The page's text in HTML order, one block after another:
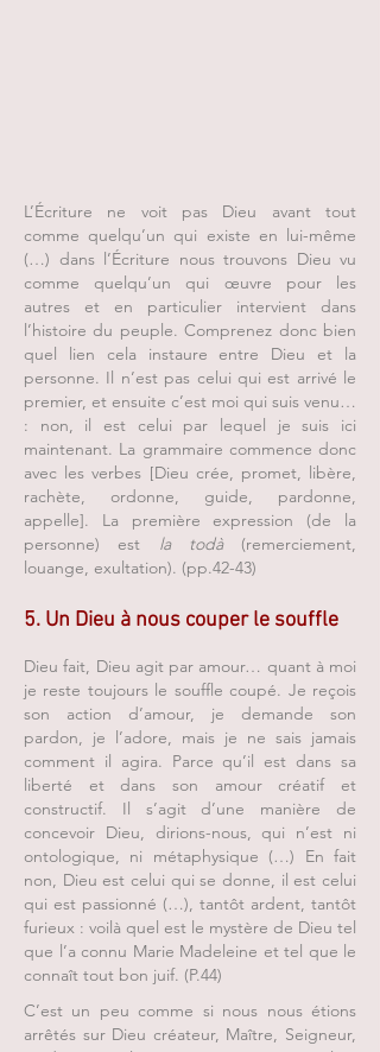
L’Écriture ne voit pas Dieu avant tout
comme quelqu’un qui existe en lui-même
(…) dans l’Écriture nous trouvons Dieu vu
comme quelqu’un qui œuvre pour les
autres et en particulier intervient dans
l’histoire du peuple. Comprenez donc bien
quel lien cela instaure entre Dieu et la
personne. Il n’est pas celui qui est arrivé le
premier, et ensuite c’est moi qui suis venu…
: non, il est celui par lequel je suis ici
maintenant. La grammaire commence donc
avec les verbes [Dieu crée, promet, libère,
rachète, ordonne, guide, pardonne,
appelle]. La première expression (de la
personne) est la todà(remerciement,
louange, exultation). (pp.42-43)
5. Un Dieu à nous couper le souffle
Dieu fait, Dieu agit par amour… quant à moi
je reste toujours le souffle coupé. Je reçois
son action d’amour, je demande son
pardon, je l’adore, mais je ne sais jamais
comment il agira. Parce qu’il est dans sa
liberté et dans son amour créatif et
constructif. Il s’agit d’une manière de
concevoir Dieu, dirions-nous, qui n’est ni
ontologique, ni métaphysique (…) En fait
non, Dieu est celui qui se donne, il est celui
qui est passionné (…), tantôt ardent, tantôt
furieux : voilà quel est le mystère de Dieu tel
que l’a connu Marie Madeleine et tel que le
connaît tout bon juif. (P.44)
C’est un peu comme si nous nous étions
arrêtés sur Dieu créateur, Maître, Seigneur,